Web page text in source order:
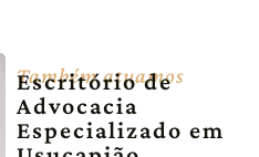
Também atuamos
Escritório de
Advocacia
Especializado em